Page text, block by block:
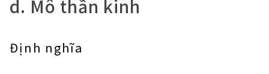
d. Mô thần kinh
Định nghĩa